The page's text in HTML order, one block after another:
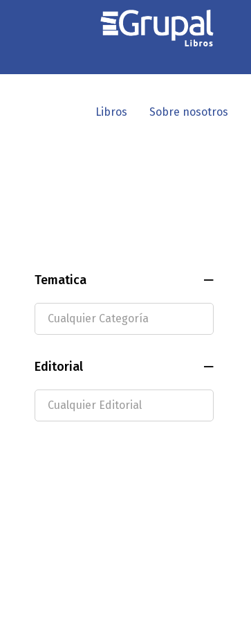
Libros Sobre nosotros
Tematica
Editorial